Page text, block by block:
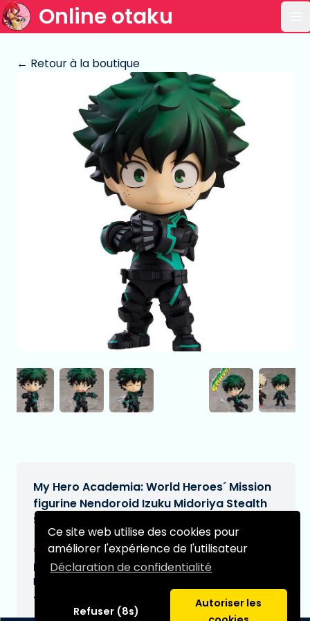
Ce site web utilise des cookies pour
améliorer l'expérience de l'utilisateur
Déclaration de confidentialité
Refuser (8s)
Autoriser les
Online otaku
← Retour à la boutique
My Hero Academia: World Heroes´ Mission
figurine Nendoroid Izuku Midoriya Stealth
Suit Ver. 10 cm
€71,95[Sous réserve de modifications]
Date de livraison prévue:
N/A
Type: